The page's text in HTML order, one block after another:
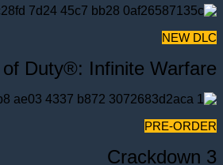
NEW DLC
of Duty®: Infinite Warfare
PRE-ORDER
Crackdown 3